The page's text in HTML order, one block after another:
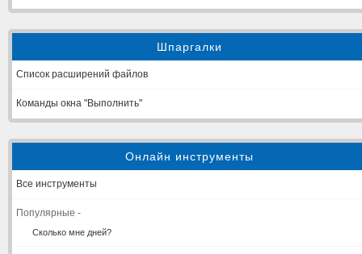
Шпаргалки
Список расширений файлов
Команды окна "Выполнить"
Онлайн инструменты
Все инструменты
Популярные -
Сколько мне дней?